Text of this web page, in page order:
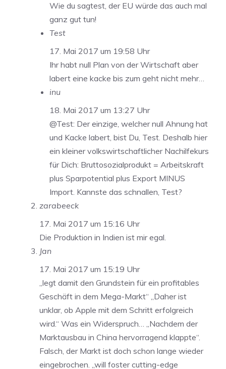
Wie du sagtest, der EU würde das auch mal
ganz gut tun!
Test
17. Mai 2017 um 19:58 Uhr
Ihr habt null Plan von der Wirtschaft aber
labert eine kacke bis zum geht nicht mehr…
inu
18. Mai 2017 um 13:27 Uhr
@Test: Der einzige, welcher null Ahnung hat
und Kacke labert, bist Du, Test. Deshalb hier
ein kleiner volkswirtschaftlicher Nachilfekurs
für Dich: Bruttosozialprodukt = Arbeitskraft
plus Sparpotential plus Export MINUS
Import. Kannste das schnallen, Test?
zarabeeck
17. Mai 2017 um 15:16 Uhr
Die Produktion in Indien ist mir egal.
Jan
17. Mai 2017 um 15:19 Uhr
„legt damit den Grundstein für ein profitables
Geschäft in dem Mega-Markt“ „Daher ist
unklar, ob Apple mit dem Schritt erfolgreich
wird.“ Was ein Widerspruch… „Nachdem der
Marktausbau in China hervorragend klappte“.
Falsch, der Markt ist doch schon lange wieder
eingebrochen. „will foster cutting-edge